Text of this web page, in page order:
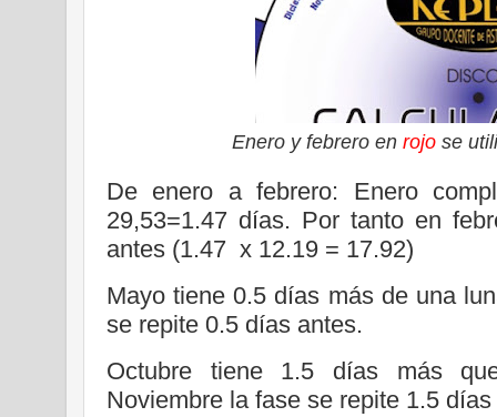
Enero y febrero enrojo se
De enero a febrero: Enero
29,53=1.47 días. Por tanto en
antes (1.47 x 12.19 = 17.92)
Mayo tiene 0.5 días más de una
se repite 0.5 días antes.
Octubre tiene 1.5 días más
Noviembre la fase se repite 1.5